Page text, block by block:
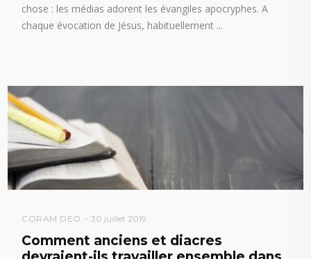
chose : les médias adorent les évangiles apocryphes. A
chaque évocation de Jésus, habituellement
CORAM DEO 30 juillet 2019
Comment anciens et diacres